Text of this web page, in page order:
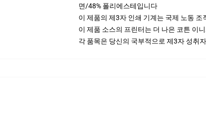
면/48% 폴리에스테입니다
이 제품의 제3자 인쇄 기계는 국제 노동
이 제품 소스의 프린터는 더 나은 코튼 이
각 품목은 당신의 국부적으로 제3자 성취